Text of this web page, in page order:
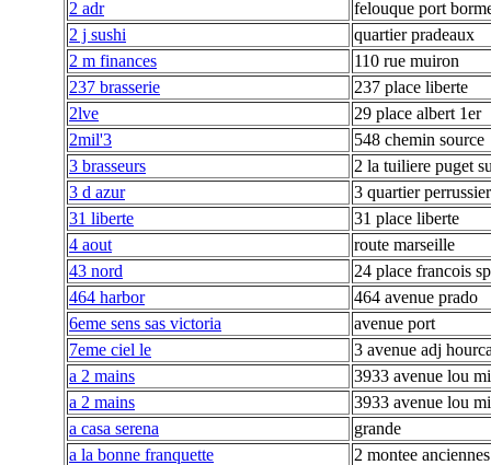
2 adr
felouque port
2 j sushi
quartier pradeaux
2 m finances
110 rue muiron
237 brasserie
237 place liberte
2lve
29 place albert 1er
2mil'3
548 chemin source
3 brasseurs
2 la tuiliere puget
3 d azur
3 quartier perrussier
31 liberte
31 place liberte
4 aout
route marseille
43 nord
24 place francois
464 harbor
464 avenue prado
6eme sens sas victoria
avenue port
7eme ciel le
3 avenue adj
a 2 mains
3933 avenue lou
a 2 mains
3933 avenue lou
a casa serena
grande
a la bonne franquette
2 montee